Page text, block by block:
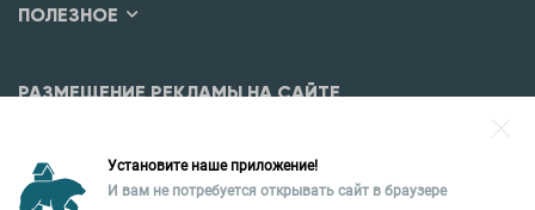
ПОЛЕЗНОЕ
РАЗМЕЩЕНИЕ РЕКЛАМЫ НА САЙТЕ
Уральская палата недвижимости
Установите наше приложение!
И вам не потребуется открывать сайт в браузере